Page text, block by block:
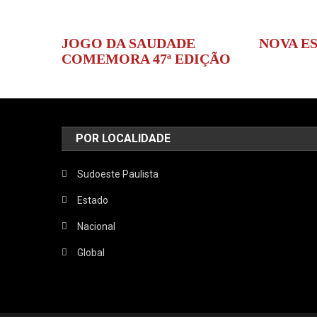
JOGO DA SAUDADE
COMEMORA 47ª EDIÇÃO
NOVA
POR LOCALIDADE
Sudoeste Paulista
Estado
Nacional
Global